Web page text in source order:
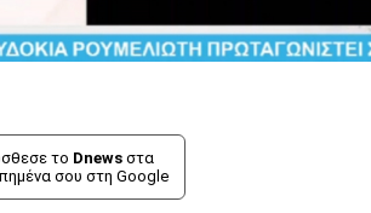
το Dnews στα
σου στη Google